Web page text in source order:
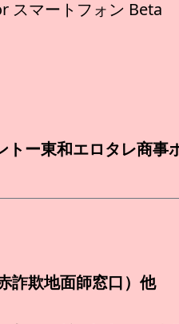
スマートフォン Beta
ー東和エロタレ商
欺地面師窓口）他